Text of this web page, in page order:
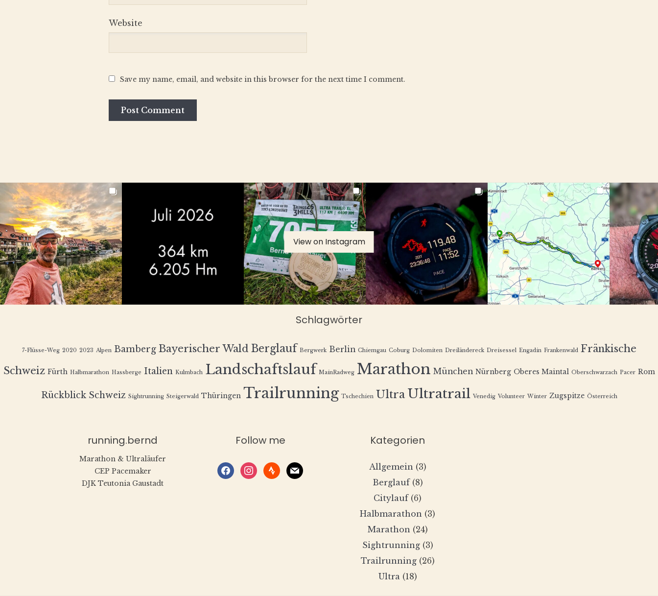
Website
Save my name, email, and website in this browser for the next time I comment.
View on Instagram
Schlagwörter
7-Flüsse-Weg 2020 2023 Alpen Bamberg Bayerischer Wald Berglauf Bergwerk Berlin Chiemgau Coburg Dolomiten Dreiländereck Dreisessel Engadin Frankenwald Fränkische
Schweiz Fürth Halbmarathon Hassberge Italien Kulmbach Landschaftslauf MainRadweg Marathon München Nürnberg Oberes Maintal Oberschwarzach Pacer Rom
Rückblick Schweiz Sightrunning Steigerwald Thüringen Trailrunning Tschechien Ultra Ultratrail Venedig Volunteer Winter Zugspitze Österreich
running.bernd
Marathon & Ultraläufer
CEP Pacemaker
DJK Teutonia Gaustadt
Follow me
facebookinstagram
stravamail
Kategorien
Allgemein (3)
Berglauf(8)
Citylauf(6)
Halbmarathon (3)
Marathon (24)
Sightrunning(3)
Trailrunning(26)
Ultra(18)